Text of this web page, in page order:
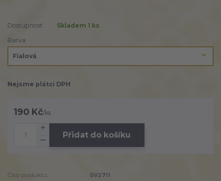
Dostupnost
Skladem 1 ks
Barva
Nejsme plátci DPH
190 Kč/ks
Přidat do košíku
Číslo produktu:
SV2711